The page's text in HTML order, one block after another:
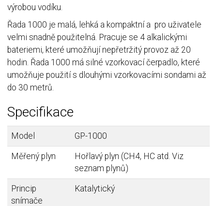
výrobou vodíku.
Řada 1000 je malá, lehká a kompaktní a pro uživatele
velmi snadně použitelná. Pracuje se 4 alkalickými
bateriemi, které umožňují nepřetržitý provoz až 20
hodin. Řada 1000 má silné vzorkovací čerpadlo, které
umožňuje použití s dlouhými vzorkovacími sondami až
do 30 metrů.
Specifikace
Model GP-1000
Měřený plyn
Hořlavý plyn (CH4, HC atd. Viz
seznam plynů)
Princip
snímače
Katalytický